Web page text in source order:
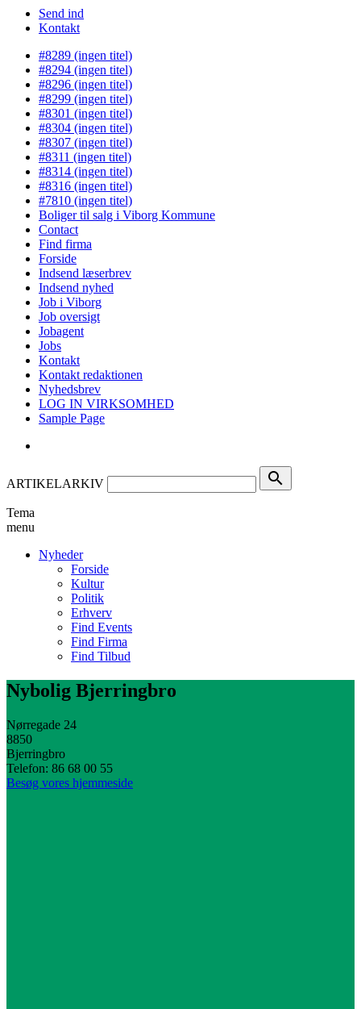
Send ind
Kontakt
#8289 (ingen titel)
#8294 (ingen titel)
#8296 (ingen titel)
#8299 (ingen titel)
#8301 (ingen titel)
#8304 (ingen titel)
#8307 (ingen titel)
#8311 (ingen titel)
#8314 (ingen titel)
#8316 (ingen titel)
#7810 (ingen titel)
Boliger til salg i Viborg Kommune
Contact
Find firma
Forside
Indsend læserbrev
Indsend nyhed
Job i Viborg
Job oversigt
Jobagent
Jobs
Kontakt
Kontakt redaktionen
Nyhedsbrev
LOG IN VIRKSOMHED
Sample Page
ARTIKELARKIV search
Tema
menu
Nyheder
Forside
Kultur
Politik
Erhverv
Find Events
Find Firma
Find Tilbud
Nybolig Bjerringbro
Nørregade 24
8850
Bjerringbro
Telefon: 86 68 00 55
Besøg vores hjemmeside